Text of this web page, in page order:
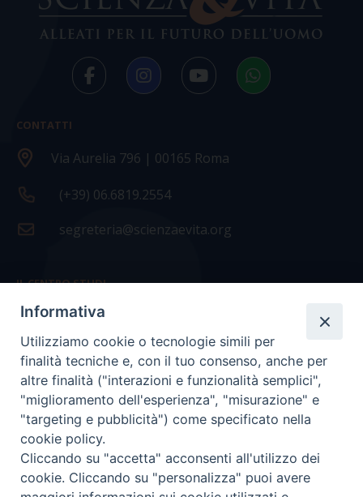
CONTATTI
Via Aurelia 796 | 00165 Roma
(+39) 06.6819.2554
segreteria@scienzaevita.org
IL CENTRO STUDI
La nostra storia
Statuto
Presidenza e ufficio presidenza
Consiglio scientifico
Coordinamento nazionale
Informativa
Utilizziamo cookie o tecnologie simili per
finalità tecniche e, con il tuo consenso, anche per
altre finalità ("interazioni e funzionalità semplici",
"miglioramento dell'esperienza", "misurazione" e
"targeting e pubblicità") come specificato nella
cookie policy.
Cliccando su "accetta" acconsenti all'utilizzo dei
cookie. Cliccando su "personalizza" puoi avere